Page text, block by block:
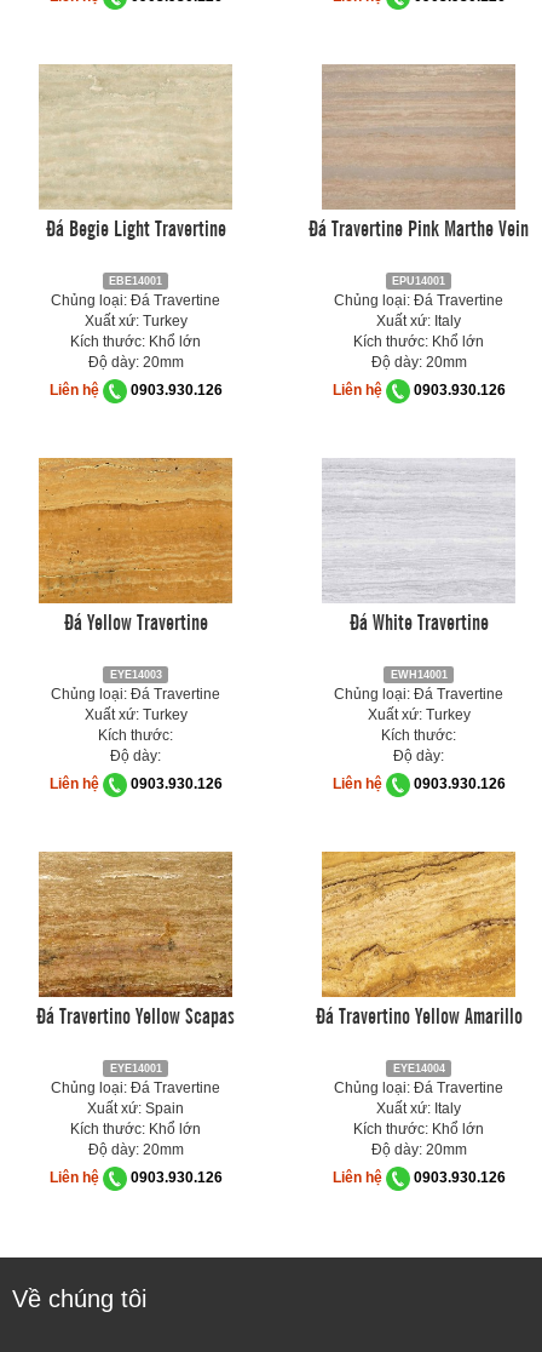
Đá Begie Light Travertine
EBE14001
Chủng loại: Đá Travertine
Xuất xứ: Turkey
Kích thước: Khổ lớn
Độ dày: 20mm
Liên hệ
0903.930.126
Đá Travertine Pink Marthe Vein
EPU14001
Chủng loại: Đá Travertine
Xuất xứ: Italy
Kích thước: Khổ lớn
Độ dày: 20mm
Liên hệ
0903.930.126
Đá Yellow Travertine
EYE14003
Chủng loại: Đá Travertine
Xuất xứ: Turkey
Kích thước:
Độ dày:
Liên hệ
0903.930.126
Đá White Travertine
EWH14001
Chủng loại: Đá Travertine
Xuất xứ: Turkey
Kích thước:
Độ dày:
Liên hệ
0903.930.126
Đá Travertino Yellow Scapas
EYE14001
Chủng loại: Đá Travertine
Xuất xứ: Spain
Kích thước: Khổ lớn
Độ dày: 20mm
Liên hệ
0903.930.126
Đá Travertino Yellow Amarillo
EYE14004
Chủng loại: Đá Travertine
Xuất xứ: Italy
Kích thước: Khổ lớn
Độ dày: 20mm
Liên hệ
0903.930.126
Về chúng tôi